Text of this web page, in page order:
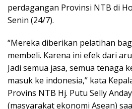
perdagangan Provinsi NTB di
Senin (24/7).
“Mereka diberikan pelatihan
membeli. Karena ini efek dari
Jadi semua jasa, semua tenaga
masuk ke indonesia,” kata
Provins NTB Hj. Putu Selly
(masyarakat ekonomi Asean)